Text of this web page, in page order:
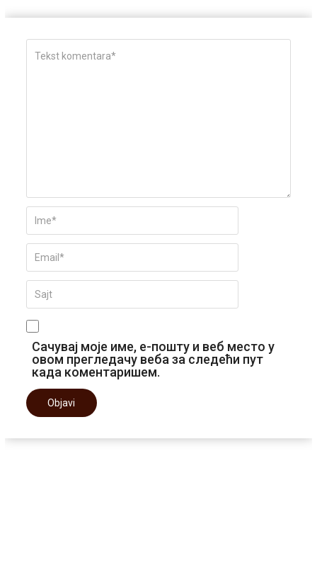
Сачувај моје име, е-пошту и веб место у
овом прегледачу веба за следећи пут
када коментаришем.